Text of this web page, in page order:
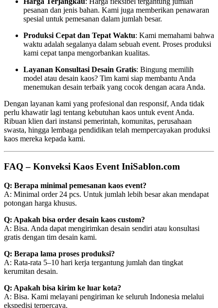
pesanan dan jenis bahan. Kami juga memberikan penawaran
spesial untuk pemesanan dalam jumlah besar.
Produksi Cepat dan Tepat Waktu: Kami memahami bahwa
waktu adalah segalanya dalam sebuah event. Proses produksi
kami cepat tanpa mengorbankan kualitas.
Layanan Konsultasi Desain Gratis: Bingung memilih
model atau desain kaos? Tim kami siap membantu Anda
menemukan desain terbaik yang cocok dengan acara Anda.
Dengan layanan kami yang profesional dan responsif, Anda tidak
perlu khawatir lagi tentang kebutuhan kaos untuk event Anda.
Ribuan klien dari instansi pemerintah, komunitas, perusahaan
swasta, hingga lembaga pendidikan telah mempercayakan produksi
kaos mereka kepada kami.
FAQ – Konveksi Kaos Event IniSablon.com
Q: Berapa minimal pemesanan kaos event?
A: Minimal order 24 pcs. Untuk jumlah lebih besar akan mendapat
potongan harga khusus.
Q: Apakah bisa order desain kaos custom?
A: Bisa. Anda dapat mengirimkan desain sendiri atau konsultasi
gratis dengan tim desain kami.
Q: Berapa lama proses produksi?
A: Rata-rata 5–10 hari kerja tergantung jumlah dan tingkat
kerumitan desain.
Q: Apakah bisa kirim ke luar kota?
A: Bisa. Kami melayani pengiriman ke seluruh Indonesia melalui
ekspedisi terpercaya.